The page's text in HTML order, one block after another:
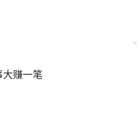
深近15米。而出发前，陈女士还
到的答复是“水浅的地方跟成人膝
深”，涉事俱乐部事前对水域风险
，也对行业安全规范提出了拷
赚一笔